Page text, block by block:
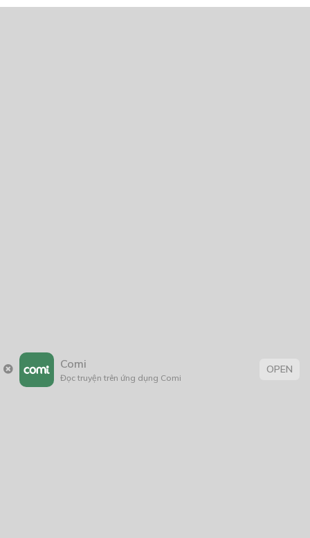
Comi
Đọc truyện trên ứng dụng Comi
OPEN